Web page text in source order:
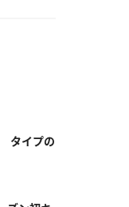
タイプの